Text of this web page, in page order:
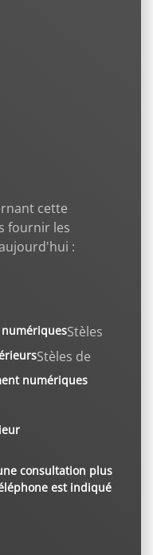
cette
fournir les
:
numériquesStèles
Stèles de
numériques
consultation plus
est indiqué